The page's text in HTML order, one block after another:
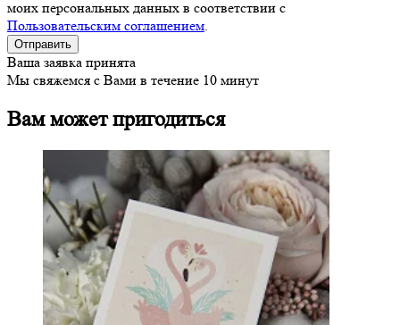
моих персональных данных в соответствии с
Пользовательским соглашением.
Ваша заявка принята
Мы свяжемся с Вами в течение 10 минут
Вам может пригодиться